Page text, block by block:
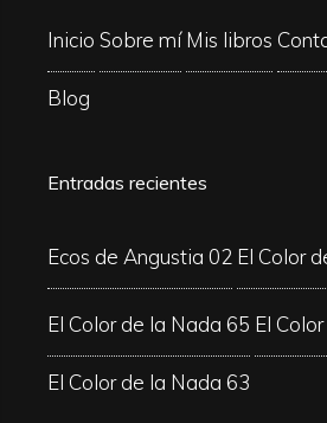
Inicio Sobre mí Mis libros
Blog
Entradas recientes
Ecos de Angustia 02 El Color
El Color de la Nada 65 El
El Color de la Nada 63